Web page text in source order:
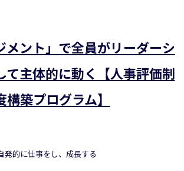
メント」で全員がリーダーシ
て主体的に動く【人事評価制
構築プログラム】
発的に仕事をし、成長する